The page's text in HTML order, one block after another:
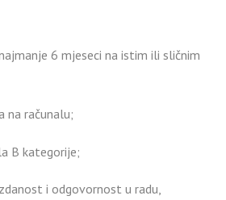
6 mjeseci na istim ili sličnim
računalu;
kategorije;
i odgovornost u radu,